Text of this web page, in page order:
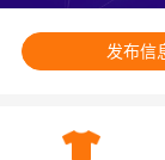
发布信